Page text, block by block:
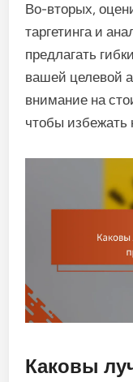
Во-вторых,
таргетинга и
предлагать
вашей целевой
внимание на
чтобы избежать
Каковы